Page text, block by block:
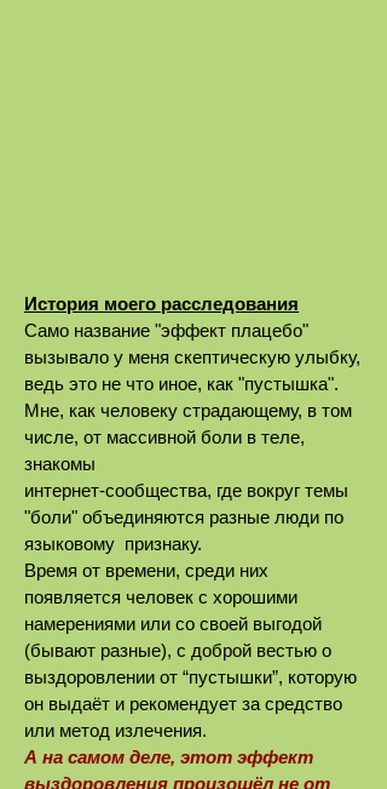
История моего расследования
Само название "эффект плацебо"
вызывало у меня скептическую улыбку,
ведь это не что иное, как "пустышка".
Мне, как человеку страдающему, в том
числе, от массивной боли в теле,
знакомы
интернет-сообщества, где вокруг темы
"боли" объединяются разные люди по
языковому признаку.
Время от времени, среди них
появляется человек с хорошими
намерениями или со своей выгодой
(бывают разные), с доброй вестью о
выздоровлении от “пустышки”, которую
он выдаёт и рекомендует за средство
или метод излечения.
А на самом деле, этот эффект
выздоровления произошёл не от